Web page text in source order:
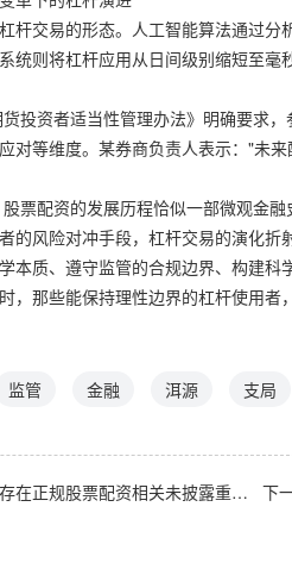
杆交易的形态。人工智能算法通过
统则将杠杆应用从日间级别缩短至
投资者适当性管理办法》明确要求
对等维度。某券商负责人表示："未
票配资的发展历程恰似一部微观金
的风险对冲手段，杠杆交易的演化
本质、遵守监管的合规边界、构建
，那些能保持理性边界的杠杆使用者
监管 金融 洱源 支局
立新能源：是否存在正规股票配资相关未披露重大筹划事项？ 下